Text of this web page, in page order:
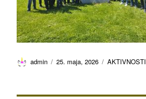
Avtor
admin
Objavljeno
25. maja, 2026 Kategorije
AKTIVNOSTI